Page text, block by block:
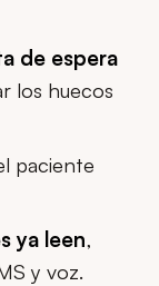
de espera
los huecos
paciente
ya leen,
y voz.